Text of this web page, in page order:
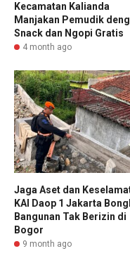
Kecamatan Kalianda
Manjakan Pemudik
Snack dan Ngopi Gratis
4 month ago
Jaga Aset dan
KAI Daop 1 Jakarta
Bangunan Tak Berizin di
Bogor
9 month ago